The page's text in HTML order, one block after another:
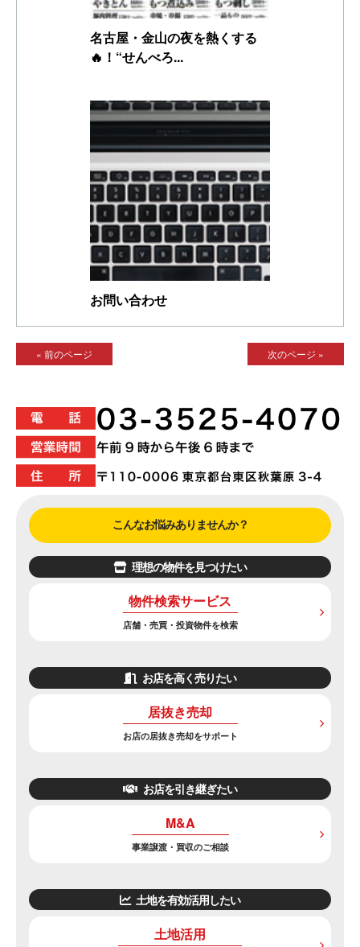
名古屋・金山の夜を熱くする
🔥！“せんべろ...
お問い合わせ
« 前のページ 次のページ »
こんなお悩みありませんか？
理想の物件を見つけたい
物件検索サービス
店舗・売買・投資物件を検索
お店を高く売りたい
居抜き売却
お店の居抜き売却をサポート
お店を引き継ぎたい
M&A
事業譲渡・買収のご相談
土地を有効活用したい
土地活用